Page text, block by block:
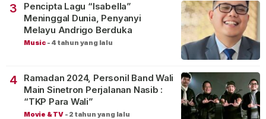
3
Pencipta Lagu “Isabella”
Meninggal Dunia, Penyanyi
Melayu Andrigo Berduka
Music - 4 tahun yang lalu
4
Ramadan 2024, Personil Band Wali
Main Sinetron Perjalanan Nasib :
“TKP Para Wali”
Movie & TV - 2 tahun yang lalu